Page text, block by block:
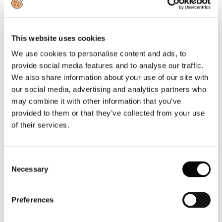
This website uses cookies
We use cookies to personalise content and ads, to
provide social media features and to analyse our traffic.
We also share information about your use of our site with
our social media, advertising and analytics partners who
may combine it with other information that you’ve
provided to them or that they’ve collected from your use
of their services.
Selection
Necessary
Preferences
Documenti
Strumenti, metodologie ed azioni per favorire ed accompagnare i
processi di networking: scarica tutte le presentazioni dei relatori
Leggi tutto...
Dicembre
2013
Astoi
ASTOI NewsOnLine - Periodo dal 9 al 13 dicembre 2013
2013
Associazione Italiana Confindustria Alberghi